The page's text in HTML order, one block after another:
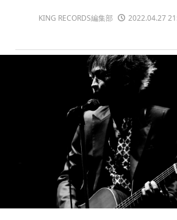
KING RECORDS編集部 2022.04.27